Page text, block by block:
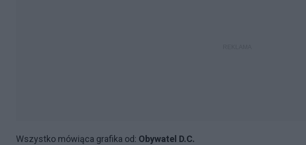
Wszystko mówiąca grafika od: Obywatel D.C.